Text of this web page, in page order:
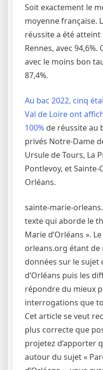
Soit exactement le
moyenne française.
réussite a été atteint
Rennes, avec
avec le moins bon
87,4%.
Au bac 2022, cinq
Val de Loire ont
100% de réussite au
privés Notre-Dame
Ursule de Tours, La
Pontlevoy, et Sainte-
Orléans.
sainte-marie-
texte qui aborde le
Marie d’Orléans ».
orleans.org étant de
données sur le sujet
d’Orléans puis les
répondre du mieux
interrogations que
Cet article se veut
plus correcte que
projetez d’apporter
autour du sujet «